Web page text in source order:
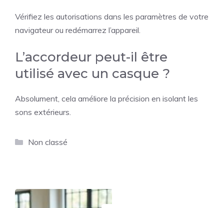
Vérifiez les autorisations dans les paramètres de votre
navigateur ou redémarrez l’appareil.
L’accordeur peut-il être
utilisé avec un casque ?
Absolument, cela améliore la précision en isolant les
sons extérieurs.
Catégories
Non classé